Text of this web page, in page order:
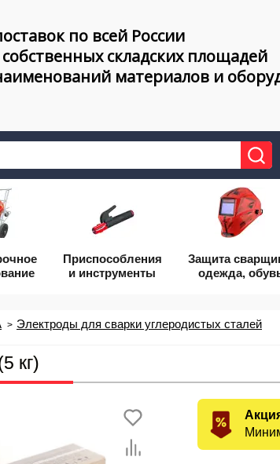
по всей России
собственных складских площадей
материалов и
Приcпособления
и инструменты
Защита
одежда,
Электроды для сварки углеродистых сталей
кг)